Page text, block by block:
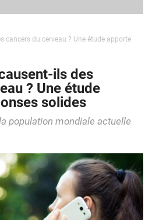
cancers du cerveau ? Une étude apporte
ils des
? Une étude
solides
population mondiale actuelle